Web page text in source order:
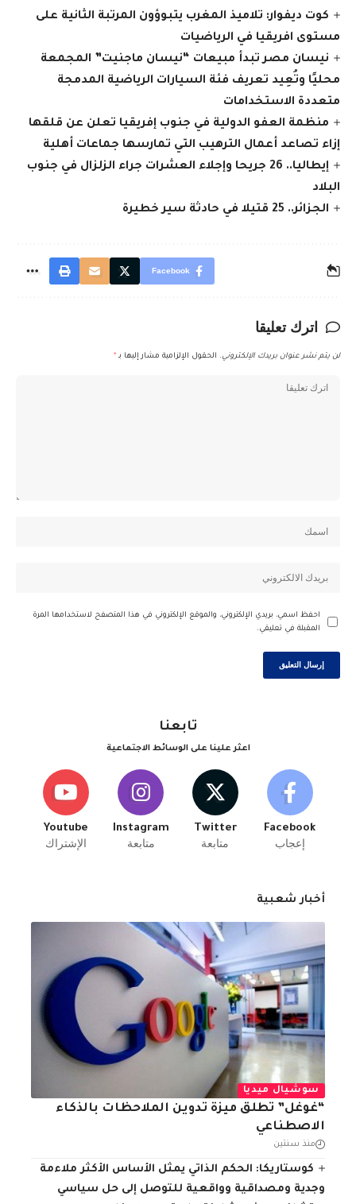
كوت ديفوار: تلاميذ المغرب يتبوؤون المرتبة الثانية على
مستوى افريقيا في الرياضيات
نيسان مصر تبدأ مبيعات “نيسان ماجنيت” المجمعة
محليًا وتُعِيد تعريف فئة السيارات الرياضية المدمجة
متعددة الاستخدامات
منظمة العفو الدولية في جنوب إفريقيا تعلن عن قلقها
إزاء تصاعد أعمال الترهيب التي تمارسها جماعات أهلية
إيطاليا.. 26 جريحا وإجلاء العشرات جراء الزلزال في جنوب
البلاد
الجزائر.. 25 قتيلا في حادثة سير خطيرة
Facebook
اترك تعليقا
لن يتم نشر عنوان بريدك الإلكتروني. الحقول الإلزامية مشار إليها بـ *
احفظ اسمي، بريدي الإلكتروني، والموقع الإلكتروني في هذا المتصفح لاستخدامها المرة
المقبلة في تعليقي.
تابعنا
اعثر علينا على الوسائط الاجتماعية
Facebook
إعجاب
Twitter
متابعة
Instagram
متابعة
Youtube
الإشتراك
أخبار شعبية
سوشيال ميديا
“غوغل” تطلق ميزة تدوين الملاحظات بالذكاء
الاصطناعي
منذ سنتين
كوستاريكا: الحكم الذاتي يمثل الأساس الأكثر ملاءمة
وجدية ومصداقية وواقعية للتوصل إلى حل سياسي